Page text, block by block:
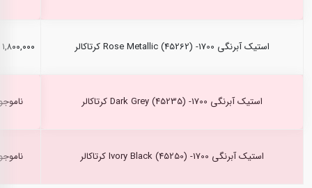
استیک آبرنگی Rose Metallic (45262) -1700 کرتاکالر ۱,۸۰۰,۰۰۰ ریال
استیک آبرنگی Dark Grey (45235) -1700 کرتاکالر
استیک آبرنگی Ivory Black (45250) -1700 کرتاکالر